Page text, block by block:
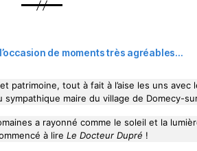
de moments très agréables…
patrimoine, tout à fait à l’aise les uns avec
maire du village de Domecy-
a rayonné comme le soleil et la
à lire Le Docteur Dupré !